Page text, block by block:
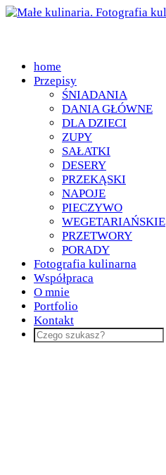
home
Przepisy
ŚNIADANIA
DANIA GŁÓWNE
DLA DZIECI
ZUPY
SAŁATKI
DESERY
PRZEKĄSKI
NAPOJE
PIECZYWO
WEGETARIAŃSKIE
PRZETWORY
PORADY
Fotografia kulinarna
Współpraca
O mnie
Portfolio
Kontakt